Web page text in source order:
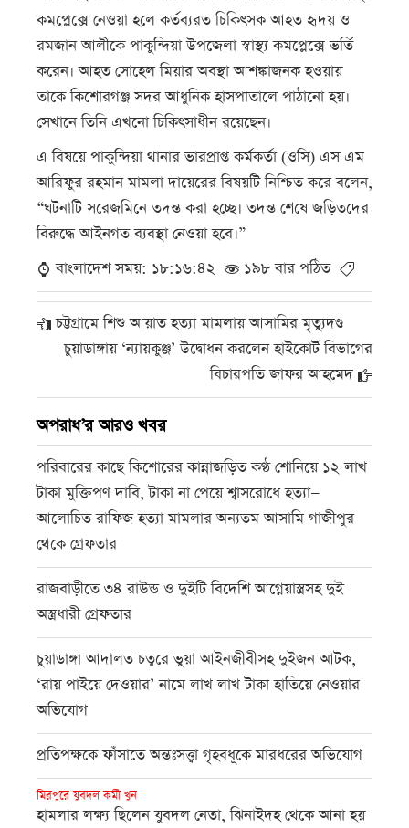
কমপ্লেক্সে নেওয়া হলে কর্তব্যরত চিকিৎসক আহত হৃদয় ও
রমজান আলীকে পাকুন্দিয়া উপজেলা স্বাস্থ্য কমপ্লেক্সে ভর্তি
করেন। আহত সোহেল মিয়ার অবস্থা আশঙ্কাজনক হওয়ায়
তাকে কিশোরগঞ্জ সদর আধুনিক হাসপাতালে পাঠানো হয়।
সেখানে তিনি এখনো চিকিৎসাধীন রয়েছেন।
এ বিষয়ে পাকুন্দিয়া থানার ভারপ্রাপ্ত কর্মকর্তা (ওসি) এস এম
আরিফুর রহমান মামলা দায়েরের বিষয়টি নিশ্চিত করে বলেন,
“ঘটনাটি সরেজমিনে তদন্ত করা হচ্ছে। তদন্ত শেষে জড়িতদের
বিরুদ্ধে আইনগত ব্যবস্থা নেওয়া হবে।”
বাংলাদেশ সময়: ১৮:১৬:৪২
১৯৮ বার পঠিত
চট্টগ্রামে শিশু আয়াত হত্যা মামলায় আসামির মৃত্যুদণ্ড
চুয়াডাঙ্গায় ‘ন্যায়কুঞ্জ’ উদ্বোধন করলেন হাইকোর্ট বিভাগের
বিচারপতি জাফর আহমেদ
অপরাধ’র আরও খবর
পরিবারের কাছে কিশোরের কান্নাজড়িত কণ্ঠ শোনিয়ে ১২ লাখ
টাকা মুক্তিপণ দাবি, টাকা না পেয়ে শ্বাসরোধে হত্যা—
আলোচিত রাফিজ হত্যা মামলার অন্যতম আসামি গাজীপুর
থেকে গ্রেফতার
রাজবাড়ীতে ৩৪ রাউন্ড ও দুইটি বিদেশি আগ্নেয়াস্ত্রসহ দুই
অস্ত্রধারী গ্রেফতার
চুয়াডাঙ্গা আদালত চত্বরে ভুয়া আইনজীবীসহ দুইজন আটক,
‘রায় পাইয়ে দেওয়ার’ নামে লাখ লাখ টাকা হাতিয়ে নেওয়ার
অভিযোগ
প্রতিপক্ষকে ফাঁসাতে অন্তঃসত্ত্বা গৃহবধূকে মারধরের অভিযোগ
মিরপুরে যুবদল কর্মী খুন
হামলার লক্ষ্য ছিলেন যুবদল নেতা, ঝিনাইদহ থেকে আনা হয়